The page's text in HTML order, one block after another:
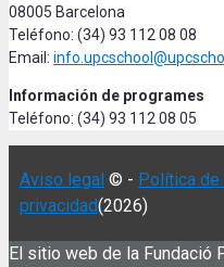
08005 Barcelona
Teléfono: (34) 93 112 08 08
Email:
Información de programes
Teléfono: (34) 93 112 08 05
Aviso legal © - Política
privacidad(2026)
El sitio web de la Fundació